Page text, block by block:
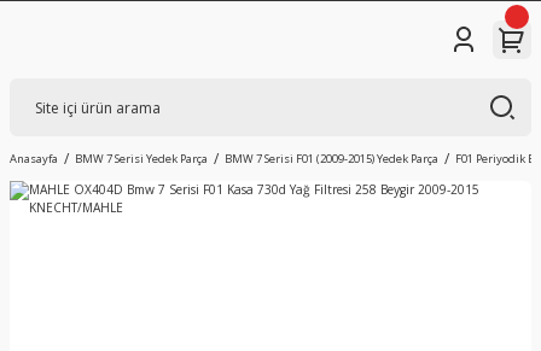
Anasayfa BMW 7 Serisi Yedek Parça BMW 7 Serisi F01 (2009-2015) Yedek Parça F01 Periyodik